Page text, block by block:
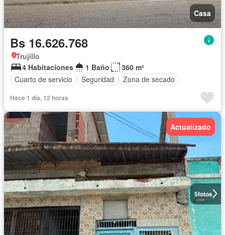
Casa
Bs 16.626.768
Trujillo
4 Habitaciones
1 Baño
360 m²
Cuarto de servicio
Seguridad Zona de secado
Hace 1 día, 12 horas
5fotos
Actualizado